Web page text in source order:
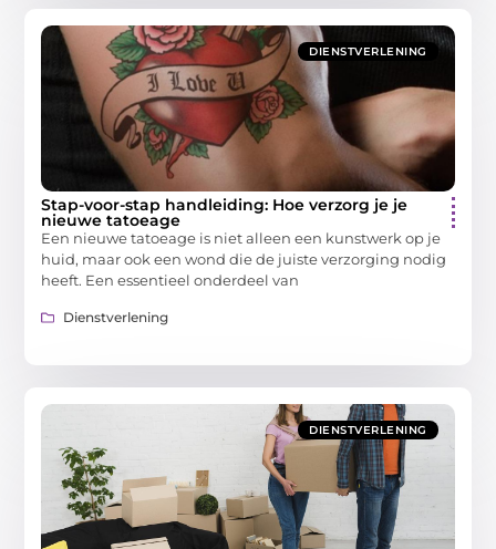
DIENSTVERLENING
Stap-voor-stap handleiding: Hoe verzorg je je
nieuwe tatoeage
Een nieuwe tatoeage is niet alleen een kunstwerk op je
huid, maar ook een wond die de juiste verzorging nodig
heeft. Een essentieel onderdeel van
Dienstverlening
DIENSTVERLENING